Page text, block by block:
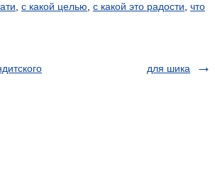
с какой целью с какой это радости что
для шика